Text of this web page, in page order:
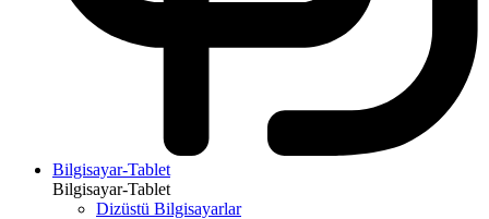
Bilgisayar-Tablet
Bilgisayar-Tablet
Dizüstü Bilgisayarlar